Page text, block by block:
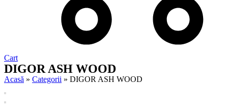
Cart
DIGOR ASH WOOD
Acasă » Categorii » DIGOR ASH WOOD